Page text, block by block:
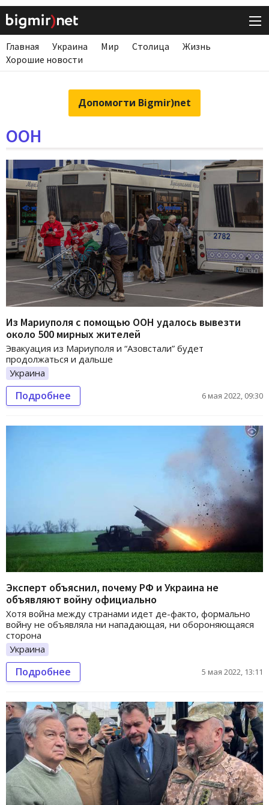
Главная Украина Мир Столица
Жизнь
Хорошие новости
Допомогти Bigmir)net
ООН
Из Мариуполя с помощью ООН удалось вывезти
около 500 мирных жителей
Эвакуация из Мариуполя и “Азовстали” будет
продолжаться и дальше
Украина
Подробнее 6 мая 2022, 09:30
Эксперт объяснил, почему РФ и Украина не
объявляют войну официально
Хотя война между странами идет де-факто, формально
войну не объявляла ни нападающая, ни обороняющаяся
сторона
Украина
Подробнее 5 мая 2022, 13:11